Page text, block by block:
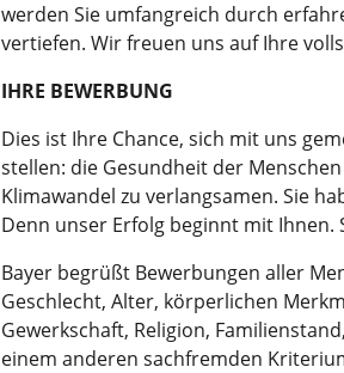
werden Sie umfangreich durch
vertiefen. Wir freuen uns auf Ihre
IHRE BEWERBUNG
Dies ist Ihre Chance, sich mit uns
stellen: die Gesundheit der
Klimawandel zu verlangsamen. Sie
Denn unser Erfolg beginnt mit Ihnen.
Bayer begrüßt Bewerbungen aller
Geschlecht, Alter, körperlichen
Gewerkschaft, Religion,
einem anderen sachfremden